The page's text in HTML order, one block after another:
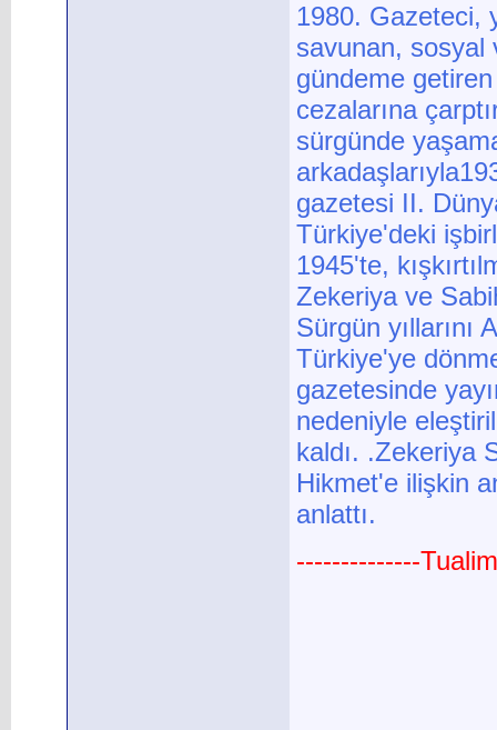
1980. Gazeteci,
savunan, sosyal
gündeme getiren
cezalarına
sürgünde
gazetesi II.
Türkiye'deki
1945'te,
Zekeriya ve
Sürgün
Türkiye'ye
gazetesinde
nedeniyle
kaldı. .Zekeriya
Hikmet'e ilişkin
anlattı.
--------------